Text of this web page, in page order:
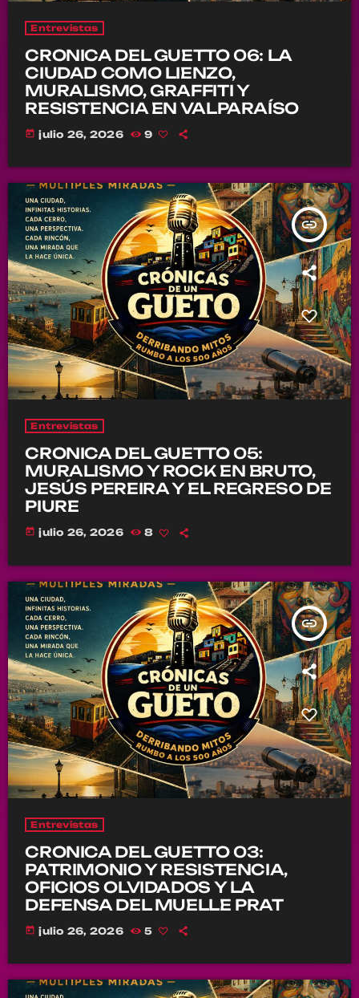
Entrevistas
CRONICA DEL GUETTO 06: LA
CIUDAD COMO LIENZO,
MURALISMO, GRAFFITI Y
RESISTENCIA EN VALPARAÍSO
today julio 26, 2026 9
insert_link
Entrevistas
CRONICA DEL GUETTO 05:
MURALISMO Y ROCK EN BRUTO,
JESÚS PEREIRA Y EL REGRESO DE
PIURE
today julio 26, 2026 8
insert_link
Entrevistas
CRONICA DEL GUETTO 03:
PATRIMONIO Y RESISTENCIA,
OFICIOS OLVIDADOS Y LA
DEFENSA DEL MUELLE PRAT
today julio 26, 2026 5